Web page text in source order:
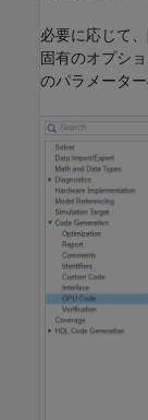
必要に応じて、
固有のオプシ
のパラメータ